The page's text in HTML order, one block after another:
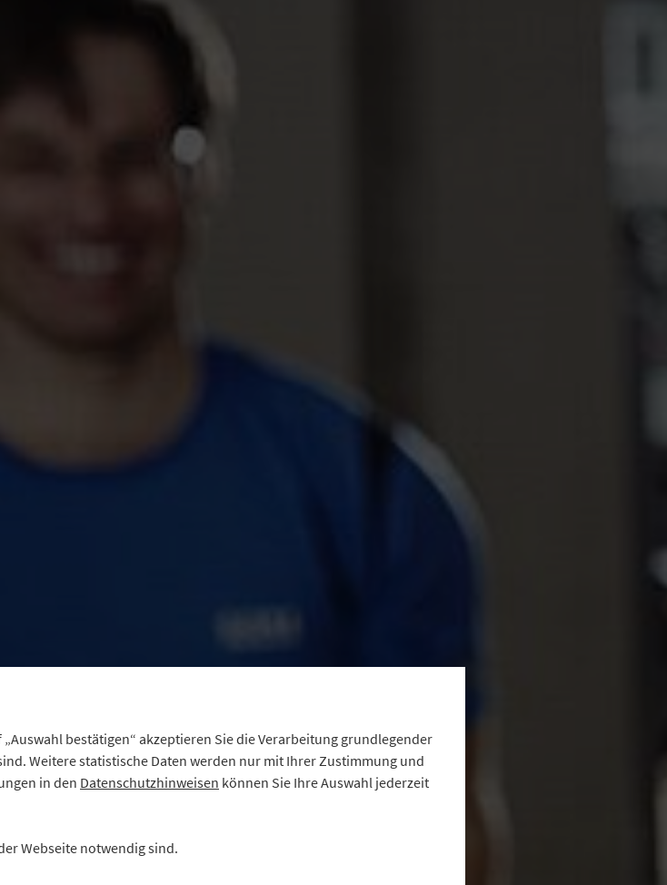
bestätigen“ akzeptieren Sie die Verarbeitung grundlegender
Weitere statistische Daten werden nur mit Ihrer Zustimmung und
in den Datenschutzhinweisen können Sie Ihre Auswahl jederzeit
Webseite notwendig sind.